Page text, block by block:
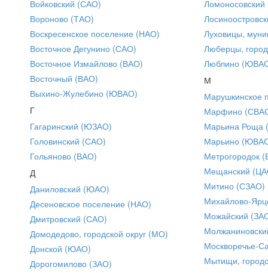
Войковский (САО)
Вороново (ТАО)
Воскресенское поселение (НАО)
Восточное Дегунино (САО)
Восточное Измайлово (ВАО)
Восточный (ВАО)
Выхино-Жулебино (ЮВАО)
Г
Гагаринский (ЮЗАО)
Головинский (САО)
Гольяново (ВАО)
Д
Даниловский (ЮАО)
Десеновское поселение (НАО)
Дмитровский (САО)
Домодедово, городской округ (МО)
Донской (ЮАО)
Дорогомилово (ЗАО)
Луховицы,
Люберцы,
Люблино
М
Марушкинское
Марфино
Марьина Роща
Марьино
Метрогородок
Мещанский
Митино (СЗАО)
Михайлово-
Можайский
Москворечье-
Мытищи,